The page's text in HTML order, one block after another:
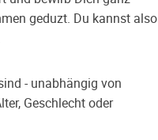
geduzt. Du kannst also
- unabhängig von
Geschlecht oder